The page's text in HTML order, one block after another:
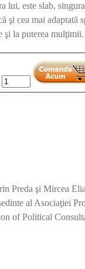
lui, este slab,
şi cea mai adaptată
şi la puterea mulţimii.
Preda şi Mircea
al Asociaţiei
of Political